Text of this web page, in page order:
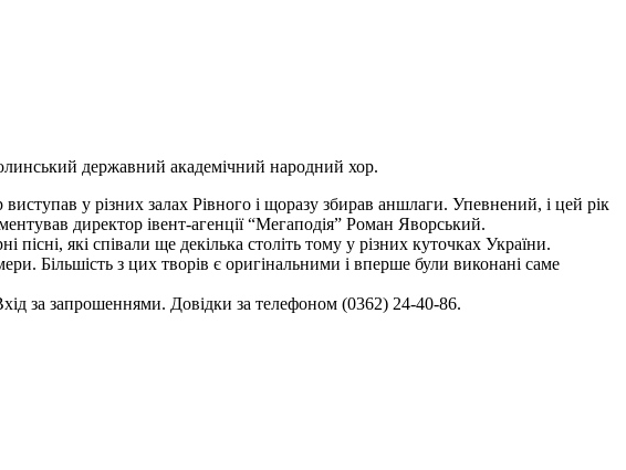
державний академічний народний хор.
у різних залах Рівного і щоразу збирав аншлаги. Упевнений, і цей рік
директор івент-агенції “Мегаподія” Роман Яворський.
які співали ще декілька століть тому у різних куточках України.
Більшість з цих творів є оригінальними і вперше були виконані саме
за запрошеннями. Довідки за телефоном (0362) 24-40-86.